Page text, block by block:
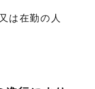
在勤の人